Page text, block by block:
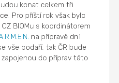
konat celkem tři
Pro příští rok však bylo
BIOMu s koordinátorem
na přípravě dní
vše podaří, tak ČR bude
do příprav této